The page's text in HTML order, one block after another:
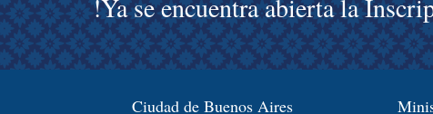
!Ya se encuentra abierta la
Ciudad de Buenos Aires